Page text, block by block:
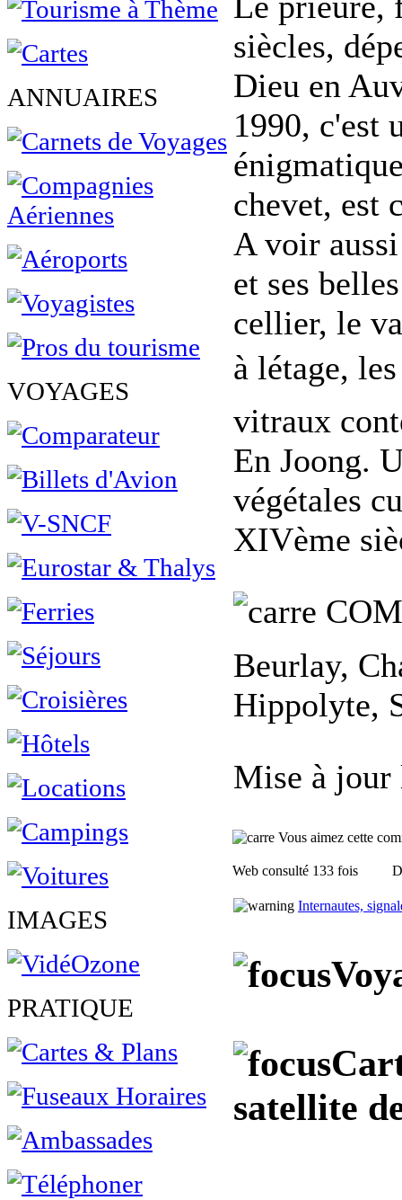
ANNUAIRES
VOYAGES
IMAGES
PRATIQUE
siècles,
Dieu en
1990, c'est
chevet, est
A voir
et ses
cellier, le
à létage,
vitraux
En Joong.
végétales
XIVème
Beurlay,
Hippolyte,
Mise à jour
Vous aimez cette
Web consulté 133 fois
Internautes,
satellite